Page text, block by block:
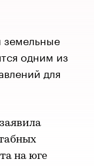
земельные
одним из
для
на юге